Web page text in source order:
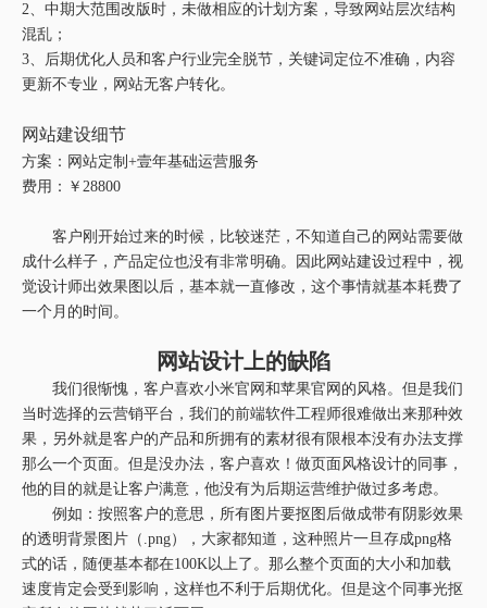
2、中期大范围改版时，未做相应的计划方案，导致网站层次结构
混乱；
3、后期优化人员和客户行业完全脱节，关键词定位不准确，内容
更新不专业，网站无客户转化。
网站建设细节
方案：网站定制+壹年基础运营服务
费用：￥28800
客户刚开始过来的时候，比较迷茫，不知道自己的网站需要做
成什么样子，产品定位也没有非常明确。因此网站建设过程中，视
觉设计师出效果图以后，基本就一直修改，这个事情就基本耗费了
一个月的时间。
网站设计上的缺陷
我们很惭愧，客户喜欢小米官网和苹果官网的风格。但是我们
当时选择的云营销平台，我们的前端软件工程师很难做出来那种效
果，另外就是客户的产品和所拥有的素材很有限根本没有办法支撑
那么一个页面。但是没办法，客户喜欢！做页面风格设计的同事，
他的目的就是让客户满意，他没有为后期运营维护做过多考虑。
例如：按照客户的意思，所有图片要抠图后做成带有阴影效果
的透明背景图片（.png），大家都知道，这种照片一旦存成png格
式的话，随便基本都在100K以上了。那么整个页面的大小和加载
速度肯定会受到影响，这样也不利于后期优化。但是这个同事光抠